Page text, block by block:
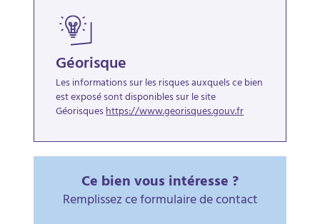
Géorisque
Les informations sur les risques auxquels ce bien
est exposé sont disponibles sur le site
Géorisqueshttps://www.georisques.gouv.fr
Ce bien vous intéresse ?
Remplissez ce formulaire de contact